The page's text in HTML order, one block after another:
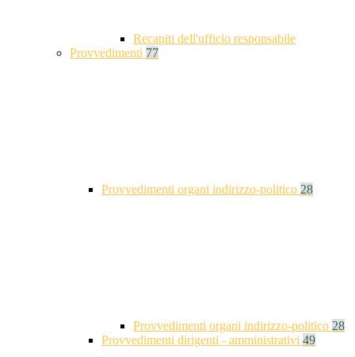
Recapiti dell'ufficio responsabile
Provvedimenti 77
Provvedimenti organi indirizzo-politico 28
Provvedimenti organi indirizzo-politico 28
Provvedimenti dirigenti - amministrativi 49